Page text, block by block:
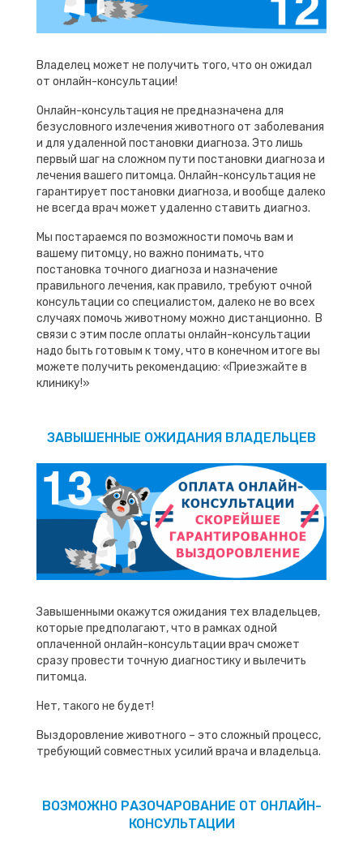
Владелец может не получить того, что он ожидал
от онлайн-консультации!
Онлайн-консультация не предназначена для
безусловного излечения животного от заболевания
и для удаленной постановки диагноза. Это лишь
первый шаг на сложном пути постановки диагноза и
лечения вашего питомца. Онлайн-консультация не
гарантирует постановки диагноза, и вообще далеко
не всегда врач может удаленно ставить диагноз.
Мы постараемся по возможности помочь вам и
вашему питомцу, но важно понимать, что
постановка точного диагноза и назначение
правильного лечения, как правило, требуют очной
консультации со специалистом, далеко не во всех
случаях помочь животному можно дистанционно. В
связи с этим после оплаты онлайн-консультации
надо быть готовым к тому, что в конечном итоге вы
можете получить рекомендацию: «Приезжайте в
клинику!»
ЗАВЫШЕННЫЕ ОЖИДАНИЯ ВЛАДЕЛЬЦЕВ
Завышенными окажутся ожидания тех владельцев,
которые предполагают, что в рамках одной
оплаченной онлайн-консультации врач сможет
сразу провести точную диагностику и вылечить
питомца.
Нет, такого не будет!
Выздоровление животного – это сложный процесс,
требующий совместных усилий врача и владельца.
ВОЗМОЖНО РАЗОЧАРОВАНИЕ ОТ ОНЛАЙН-
КОНСУЛЬТАЦИИ